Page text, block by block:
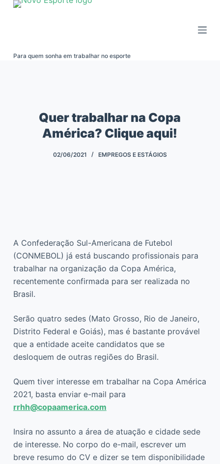
Pular
Para quem sonha em trabalhar no esporte
Quer trabalhar na Copa
América? Clique aqui!
02/06/2021 EMPREGOS E ESTÁGIOS
A Confederação Sul-Americana de Futebol
(CONMEBOL) já está buscando profissionais para
trabalhar na organização da Copa América,
recentemente confirmada para ser realizada no
Brasil.
Serão quatro sedes (Mato Grosso, Rio de Janeiro,
Distrito Federal e Goiás), mas é bastante provável
que a entidade aceite candidatos que se
desloquem de outras regiões do Brasil.
Quem tiver interesse em trabalhar na Copa América
2021, basta enviar e-mail para
rrhh@copaamerica.com
Insira no assunto a área de atuação e cidade sede
de interesse. No corpo do e-mail, escrever um
breve resumo do CV e dizer se tem disponibilidade